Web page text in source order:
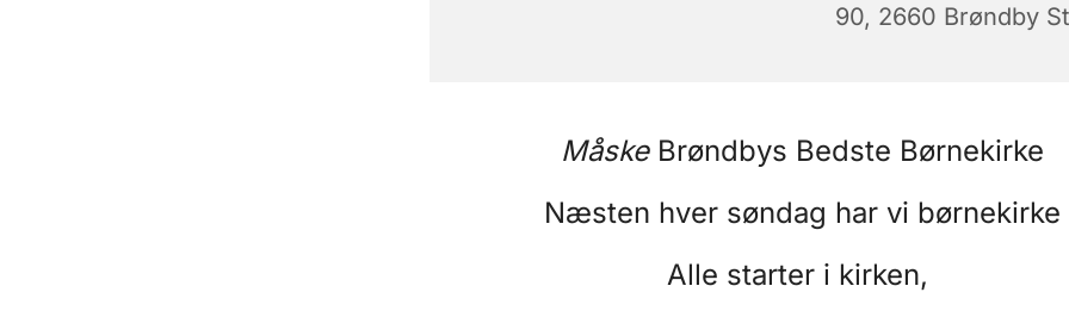
90, 2660 Brøndby
MåskeBrøndbys Bedste Børnekirke
Næsten hver søndag har vi børnekirke
Alle starter i kirken,